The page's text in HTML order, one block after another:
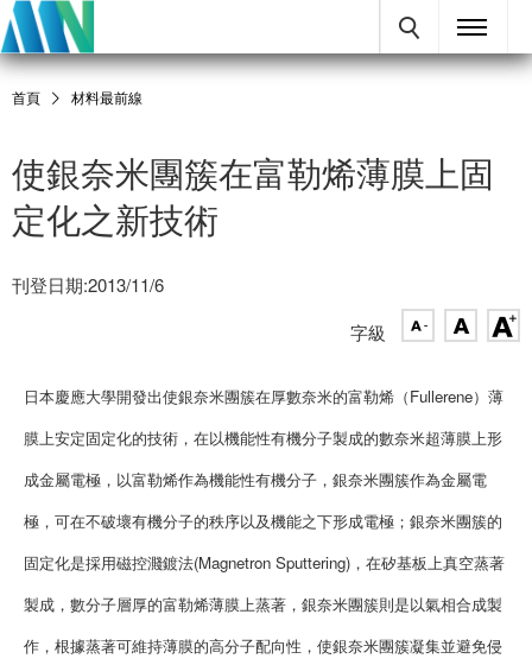
首頁 材料最前線
使銀奈米團簇在富勒烯薄膜上固
定化之新技術
刊登日期:2013/11/6
字級
日本慶應大學開發出使銀奈米團簇在厚數奈米的富勒烯（Fullerene）薄
膜上安定固定化的技術，在以機能性有機分子製成的數奈米超薄膜上形
成金屬電極，以富勒烯作為機能性有機分子，銀奈米團簇作為金屬電
極，可在不破壞有機分子的秩序以及機能之下形成電極；銀奈米團簇的
固定化是採用磁控濺鍍法(Magnetron Sputtering)，在矽基板上真空蒸著
製成，數分子層厚的富勒烯薄膜上蒸著，銀奈米團簇則是以氣相合成製
作，根據蒸著可維持薄膜的高分子配向性，使銀奈米團簇凝集並避免侵